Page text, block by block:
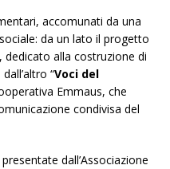
accomunati da una
da un lato il progetto
dedicato alla costruzione di
“Voci del
Emmaus, che
condivisa del
dall’Associazione